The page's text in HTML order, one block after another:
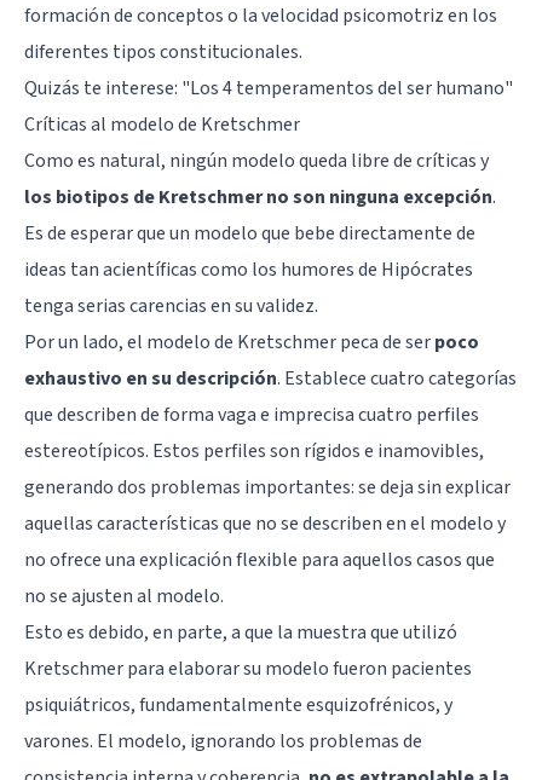
formación de conceptos o la velocidad psicomotriz en los
diferentes tipos constitucionales.
Quizás te interese: "Los 4 temperamentos del ser humano"
Críticas al modelo de Kretschmer
Como es natural, ningún modelo queda libre de críticas y
los biotipos de Kretschmer no son ninguna excepción.
Es de esperar que un modelo que bebe directamente de
ideas tan acientíficas como los humores de Hipócrates
tenga serias carencias en su validez.
Por un lado, el modelo de Kretschmer peca de serpoco
exhaustivo en su descripción. Establece cuatro categorías
que describen de forma vaga e imprecisa cuatro perfiles
estereotípicos. Estos perfiles son rígidos e inamovibles,
generando dos problemas importantes: se deja sin explicar
aquellas características que no se describen en el modelo y
no ofrece una explicación flexible para aquellos casos que
no se ajusten al modelo.
Esto es debido, en parte, a que la muestra que utilizó
Kretschmer para elaborar su modelo fueron pacientes
psiquiátricos, fundamentalmente esquizofrénicos, y
varones. El modelo, ignorando los problemas de